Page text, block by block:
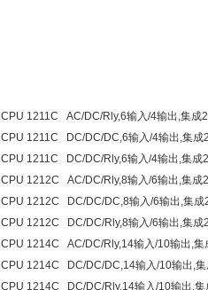
CPU 1211C AC/DC/Rly,6输入/4输出,集成
CPU 1211C DC/DC/DC,6输入/4输出,集成
CPU 1211C DC/DC/Rly,6输入/4输出,集成
CPU 1212C AC/DC/Rly,8输入/6输出,集成
CPU 1212C DC/DC/DC,8输入/6输出,集成
CPU 1212C DC/DC/Rly,8输入/6输出,集成
CPU 1214C AC/DC/Rly,14输入/10输出,集
CPU 1214C DC/DC/DC,14输入/10输出,集
CPU 1214C DC/DC/Rly,14输入/10输出,集